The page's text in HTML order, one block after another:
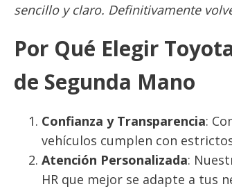
sencillo y claro. Definitivamente
Por Qué Elegir
de Segunda Mano
Confianza y Transparencia:
vehículos cumplen con
Atención Personalizada:
HR que mejor se adapte a tus